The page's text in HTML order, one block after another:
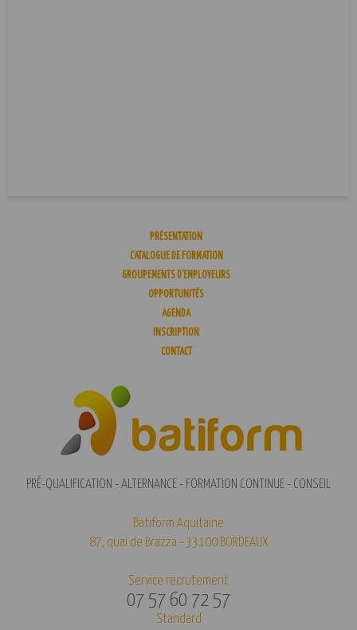
PRÉSENTATION
CATALOGUE DE FORMATION
GROUPEMENTS D’EMPLOYEURS
OPPORTUNITÉS
AGENDA
INSCRIPTION
CONTACT
PRÉ-QUALIFICATION - ALTERNANCE - FORMATION CONTINUE - CONSEIL
Batiform Aquitaine
87, quai de Brazza - 33100 BORDEAUX
Service recrutement
07 57 60 72 57
Standard